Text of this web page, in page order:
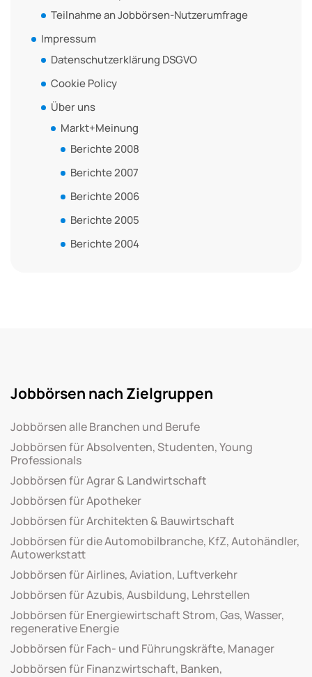
Teilnahme an Jobbörsen-Nutzerumfrage
Impressum
Datenschutzerklärung DSGVO
Cookie Policy
Über uns
Markt+Meinung
Berichte 2008
Berichte 2007
Berichte 2006
Berichte 2005
Berichte 2004
Jobbörsen nach Zielgruppen
Jobbörsen alle Branchen und Berufe
Jobbörsen für Absolventen, Studenten, Young
Professionals
Jobbörsen für Agrar & Landwirtschaft
Jobbörsen für Apotheker
Jobbörsen für Architekten & Bauwirtschaft
Jobbörsen für die Automobilbranche, KfZ, Autohändler,
Autowerkstatt
Jobbörsen für Airlines, Aviation, Luftverkehr
Jobbörsen für Azubis, Ausbildung, Lehrstellen
Jobbörsen für Energiewirtschaft Strom, Gas, Wasser,
regenerative Energie
Jobbörsen für Fach- und Führungskräfte, Manager
Jobbörsen für Finanzwirtschaft, Banken,